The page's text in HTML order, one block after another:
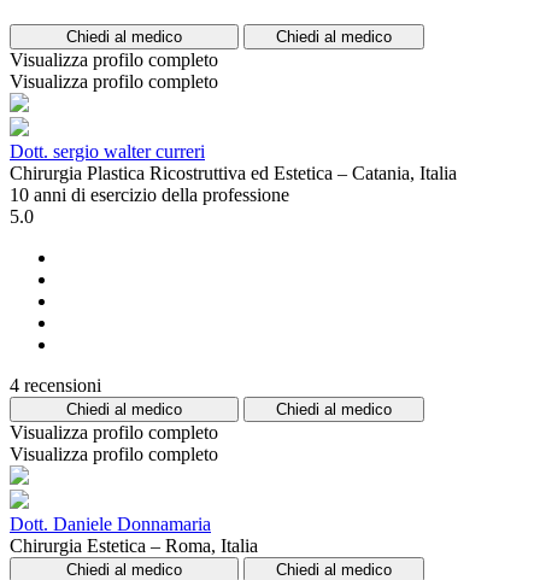
Chiedi al medico Chiedi al medico
Visualizza profilo completo
Visualizza profilo completo
Dott. sergio walter curreri
Chirurgia Plastica Ricostruttiva ed Estetica – Catania, Italia
10 anni di esercizio della professione
5.0
4 recensioni
Chiedi al medico Chiedi al medico
Visualizza profilo completo
Visualizza profilo completo
Dott. Daniele Donnamaria
Chirurgia Estetica – Roma, Italia
Chiedi al medico Chiedi al medico